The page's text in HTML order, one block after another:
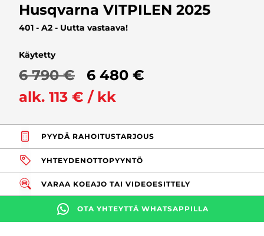
Husqvarna VITPILEN 2025
401 - A2 - Uutta vastaava!
Käytetty
6 790 €
6 480 €
alk. 113 € / kk
PYYDÄ RAHOITUSTARJOUS
YHTEYDENOTTOPYYNTÖ
VARAA KOEAJO TAI VIDEOESITTELY
OTA YHTEYTTÄ WHATSAPPILLA